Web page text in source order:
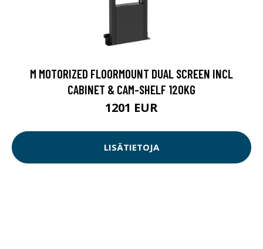
M MOTORIZED FLOORMOUNT DUAL SCREEN INCL
CABINET & CAM-SHELF 120KG
1201 EUR
LISÄTIETOJA